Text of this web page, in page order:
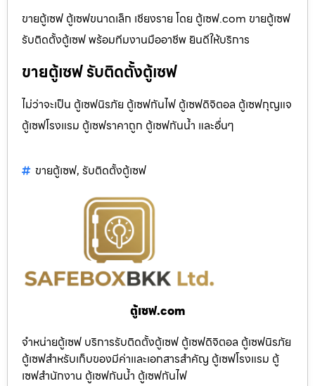
ขายตู้เซฟ ตู้เซฟขนาดเล็ก เชียงราย โดย ตู้เซฟ.com ขายตู้เซฟ
รับติดตั้งตู้เซฟ พร้อมทีมงานมืออาชีพ ยินดีให้บริการ
ขายตู้เซฟ รับติดตั้งตู้เซฟ
ไม่ว่าจะเป็น ตู้เซฟนิรภัย ตู้เซฟกันไฟ ตู้เซฟดิจิตอล ตู้เซฟกุญแจ
ตู้เซฟโรงแรม ตู้เซฟราคาถูก ตู้เซฟกันน้ำ และอื่นๆ
ขายตู้เซฟ, รับติดตั้งตู้เซฟ
ตู้เซฟ.com
จำหน่ายตู้เซฟ บริการรับติดตั้งตู้เซฟ ตู้เซฟดิจิตอล ตู้เซฟนิรภัย
ตู้เซฟสำหรับเก็บของมีค่าและเอกสารสำคัญ ตู้เซฟโรงแรม ตู้
เซฟสำนักงาน ตู้เซฟกันน้ำ ตู้เซฟกันไฟ